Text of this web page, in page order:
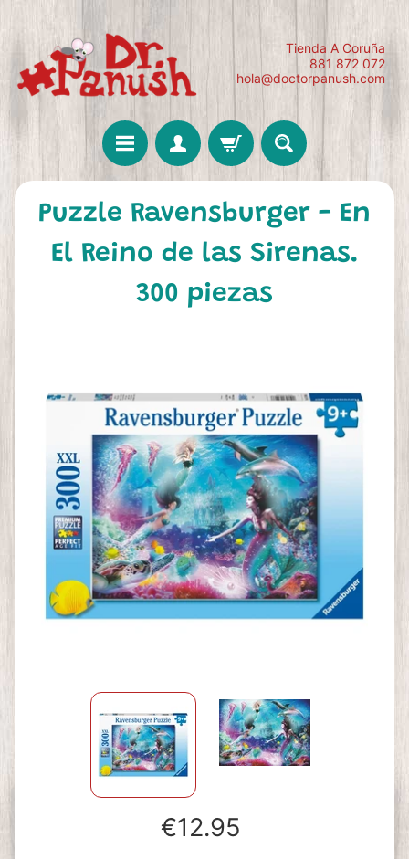
Tienda A Coruña
881 872 072
hola@doctorpanush.com
Puzzle Ravensburger - En
El Reino de las Sirenas.
300 piezas
€12.95